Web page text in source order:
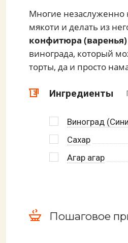
Многие незаслуженно
мякоти и делать из
конфитюра
винограда, который
торты, да и просто
Ингредиенты
Виноград
Сахар
Агар агар
Пошаговое